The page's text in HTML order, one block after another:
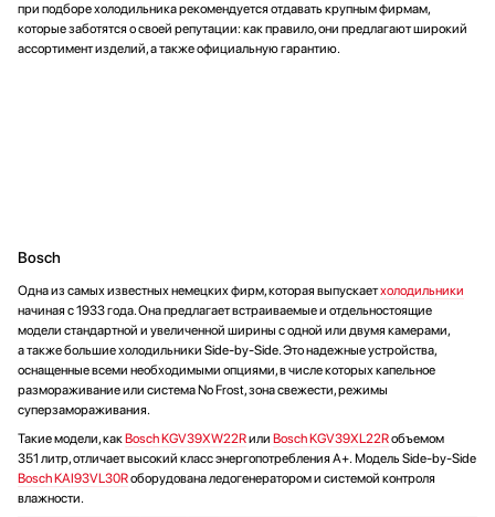
при подборе холодильника рекомендуется отдавать крупным фирмам,
которые заботятся о своей репутации: как правило, они предлагают широкий
ассортимент изделий, а также официальную гарантию.
Bosch
Одна из самых известных немецких фирм, которая выпускаетхолодильники
начиная с 1933 года. Она предлагает встраиваемые и отдельностоящие
модели стандартной и увеличенной ширины с одной или двумя камерами,
а также большие холодильники Side-by-Side. Это надежные устройства,
оснащенные всеми необходимыми опциями, в числе которых капельное
размораживание или система No Frost, зона свежести, режимы
суперзамораживания.
Такие модели, какBosch KGV39XW22Rили Bosch KGV39XL22Rобъемом
351 литр, отличает высокий класс энергопотребления А+. Модель Side-by-Side
Bosch KAI93VL30Rоборудована ледогенератором и системой контроля
влажности.